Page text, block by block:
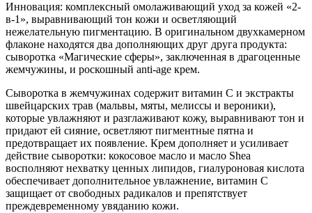
Инновация: комплексный омолаживающий уход за кожей «2-
в-1», выравнивающий тон кожи и осветляющий
нежелательную пигментацию. В оригинальном двухкамерном
флаконе находятся два дополняющих друг друга продукта:
сыворотка «Магические сферы», заключенная в драгоценные
жемчужины, и роскошный anti-age крем.
Сыворотка в жемчужинах содержит витамин C и экстракты
швейцарских трав (мальвы, мяты, мелиссы и вероники),
которые увлажняют и разглаживают кожу, выравнивают тон и
придают ей сияние, осветляют пигментные пятна и
предотвращает их появление. Крем дополняет и усиливает
действие сыворотки: кокосовое масло и масло Shea
восполняют нехватку ценных липидов, гиалуроновая кислота
обеспечивает дополнительное увлажнение, витамин C
защищает от свободных радикалов и препятствует
преждевременному увяданию кожи.